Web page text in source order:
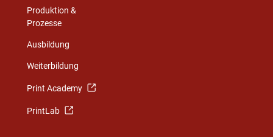
Produktion &
Prozesse
Ausbildung
Weiterbildung
Print Academy
PrintLab